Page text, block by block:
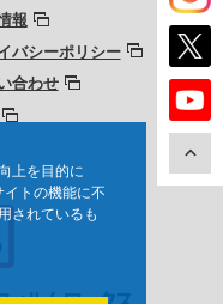
上を目的に
トの機能に不
されているも
報
バシーポリシー
合わせ